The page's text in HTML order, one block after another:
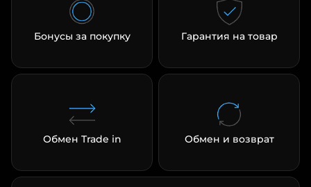
Бонусы за покупку Гарантия на товар
Обмен Trade in Обмен и возврат